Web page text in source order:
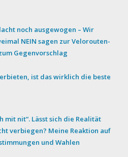
noch ausgewogen – Wir
NEIN sagen zur Velorouten-
Gegenvorschlag
ist das wirklich die beste
mit nit“. Lässt sich die Realität
verbiegen? Meine Reaktion auf
und Wahlen